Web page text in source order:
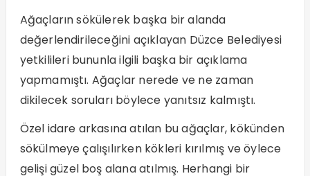
Ağaçların sökülerek başka bir alanda
değerlendirileceğini açıklayan Düzce Belediyesi
yetkilileri bununla ilgili başka bir açıklama
yapmamıştı. Ağaçlar nerede ve ne zaman
dikilecek soruları böylece yanıtsız kalmıştı.
Özel idare arkasına atılan bu ağaçlar, kökünden
sökülmeye çalışılırken kökleri kırılmış ve öylece
gelişi güzel boş alana atılmış. Herhangi bir